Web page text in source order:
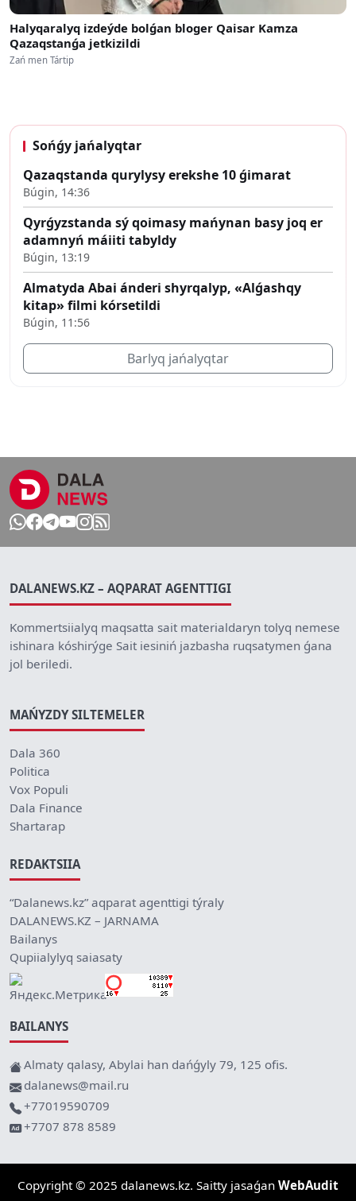
Halyqaralyq izdeýde bolǵan bloger Qaisar Kamza
Qazaqstanǵa jetkizildi
Zań men Tártip
Sońǵy jańalyqtar
Qazaqstanda qurylysy erekshe 10 ǵimarat
Búgin, 14:36
Qyrǵyzstanda sý qoimasy mańynan basy joq er
adamnyń máiiti tabyldy
Búgin, 13:19
Almatyda Abai ánderi shyrqalyp, «Alǵashqy
kitap» filmi kórsetildi
Búgin, 11:56
Barlyq jańalyqtar
DALANEWS.KZ – AQPARAT AGENTTIGI
Kommertsiialyq maqsatta sait materialdaryn tolyq nemese
ishinara kóshirýge Sait iesiniń jazbasha ruqsatymen ǵana
jol beriledi.
MAŃYZDY SILTEMELER
Dala 360
Politica
Vox Populi
Dala Finance
Shartarap
REDAKTSIIA
“Dalanews.kz” aqparat agenttigi týraly
DALANEWS.KZ – JARNAMA
Bailanys
Qupiialylyq saiasaty
BAILANYS
Almaty qalasy, Abylai han dańǵyly 79, 125 ofis.
dalanews@mail.ru
+77019590709
+7707 878 8589
Copyright © 2025 dalanews.kz. Saitty jasaǵan WebAudit